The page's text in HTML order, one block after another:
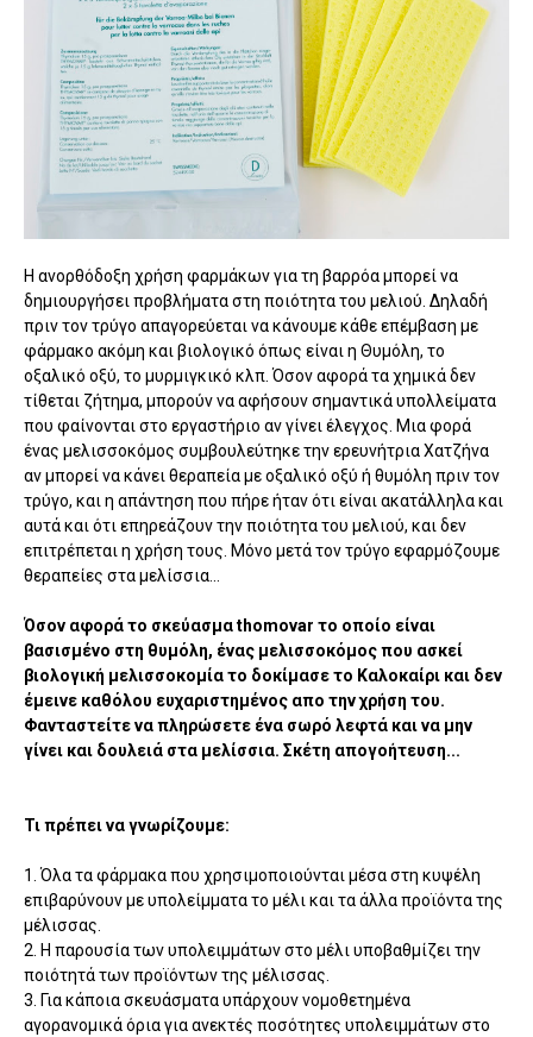
Η ανορθόδοξη χρήση φαρμάκων για τη βαρρόα μπορεί να
δημιουργήσει προβλήματα στη ποιότητα του μελιού. Δηλαδή
πριν τον τρύγο απαγορεύεται να κάνουμε κάθε επέμβαση με
φάρμακο ακόμη και βιολογικό όπως είναι η Θυμόλη, το
οξαλικό οξύ, το μυρμιγκικό κλπ. Όσον αφορά τα χημικά δεν
τίθεται ζήτημα, μπορούν να αφήσουν σημαντικά υπολλείματα
που φαίνονται στο εργαστήριο αν γίνει έλεγχος. Μια φορά
ένας μελισσοκόμος συμβουλεύτηκε την ερευνήτρια Χατζήνα
αν μπορεί να κάνει θεραπεία με οξαλικό οξύ ή θυμόλη πριν τον
τρύγο, και η απάντηση που πήρε ήταν ότι είναι ακατάλληλα και
αυτά και ότι επηρεάζουν την ποιότητα του μελιού, και δεν
επιτρέπεται η χρήση τους. Μόνο μετά τον τρύγο εφαρμόζουμε
θεραπείες στα μελίσσια...
Όσον αφορά το σκεύασμα thomovar το οποίο είναι
βασισμένο στη θυμόλη, ένας μελισσοκόμος που ασκεί
βιολογική μελισσοκομία το δοκίμασε το Καλοκαίρι και δεν
έμεινε καθόλου ευχαριστημένος απο την χρήση του.
Φανταστείτε να πληρώσετε ένα σωρό λεφτά και να μην
γίνει και δουλειά στα μελίσσια. Σκέτη απογοήτευση...
Τι πρέπει να γνωρίζουμε:
1. Όλα τα φάρμακα που χρησιμοποιούνται μέσα στη κυψέλη
επιβαρύνουν με υπολείμματα το μέλι και τα άλλα προϊόντα της
μέλισσας.
2. Η παρουσία των υπολειμμάτων στο μέλι υποβαθμίζει την
ποιότητά των προϊόντων της μέλισσας.
3. Για κάποια σκευάσματα υπάρχουν νομοθετημένα
αγορανομικά όρια για ανεκτές ποσότητες υπολειμμάτων στο